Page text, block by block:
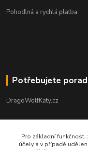
Pohodlná a rychlá platba:
Potřebujete
DragoWolfKaty.cz
Pro základní
účely a v případě